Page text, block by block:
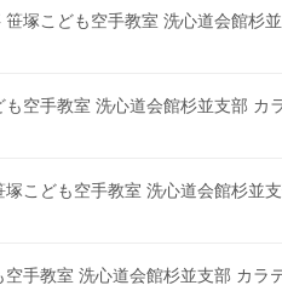
笹塚こども空手教室 洗心道会館杉
も空手教室 洗心道会館杉並支部 カ
こども空手教室 洗心道会館杉並
手教室 洗心道会館杉並支部 カラ